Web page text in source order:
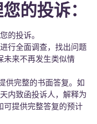
的投诉：
的投诉。
行全面调查，找出问题
未来不再发生类似情
供完整的书面答复。如
内致函投诉人，解释为
可提供完整答复的预计